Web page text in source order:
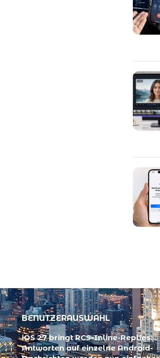
BENUTZERAUSWAHL
iOS 27 bringt RCS-Inline-Replies:
Antworten auf einzelne Android-